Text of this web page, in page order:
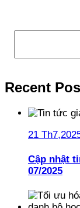
Tìm kiếm
Recent
21
Cập nhật
07/2025